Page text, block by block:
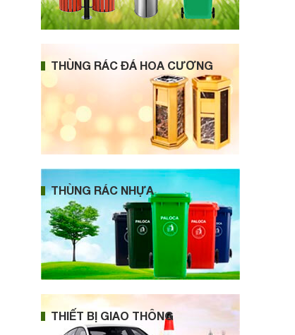
THÙNG RÁC ĐÁ HOA CƯƠNG
THÙNG RÁC NHỰA
THIẾT BỊ GIAO THÔNG